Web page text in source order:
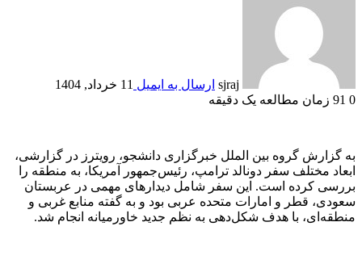
sjraj ارسال به ایمیل 11 خرداد, 1404
0
زمان مطالعه یک دقیقه
به گزارش گروه بین الملل خبرگزاری دانشجو، رویترز در گزارشی،
ابعاد مختلف سفر دونالد ترامپ، رئیس‌جمهور آمریکا، به منطقه را
بررسی کرده است. این سفر شامل دیدارهای مهمی در عربستان
سعودی، قطر و امارات متحده عربی بود و به گفته منابع غربی و
منطقه‌ای، با هدف شکل‌دهی به نظم جدید خاورمیانه انجام شد.